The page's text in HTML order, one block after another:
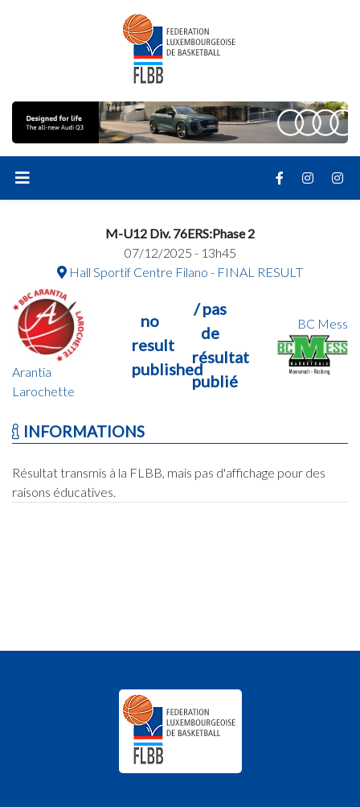
M-U12 Div. 76ERS:Phase 2
07/12/2025 - 13h45
Hall Sportif Centre Filano - FINAL RESULT
Arantia
Larochette
no
result
published
/ pas
de
résultat
publié
BC Mess
INFORMATIONS
Résultat transmis à la FLBB, mais pas d'affichage pour des
raisons éducatives.